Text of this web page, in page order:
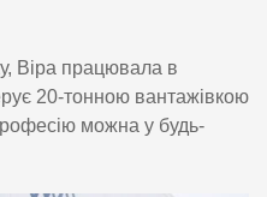
Віра працювала в
20-тонною вантажівкою
можна у будь-